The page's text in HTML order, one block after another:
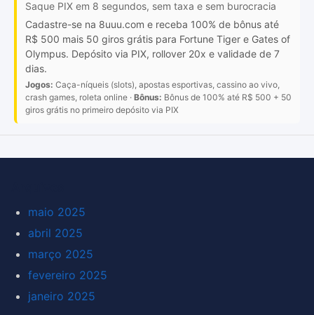
Saque PIX em 8 segundos, sem taxa e sem burocracia
Cadastre-se na 8uuu.com e receba 100% de bônus até
R$ 500 mais 50 giros grátis para Fortune Tiger e Gates of
Olympus. Depósito via PIX, rollover 20x e validade de 7
dias.
Jogos: Caça-níqueis (slots), apostas esportivas, cassino ao vivo,
crash games, roleta online · Bônus: Bônus de 100% até R$ 500 + 50
giros grátis no primeiro depósito via PIX
maio 2025
abril 2025
março 2025
fevereiro 2025
janeiro 2025